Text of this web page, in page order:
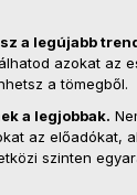
a legújabb
azokat az
a tömegből.
a legjobbak.
az előadókat,
szinten